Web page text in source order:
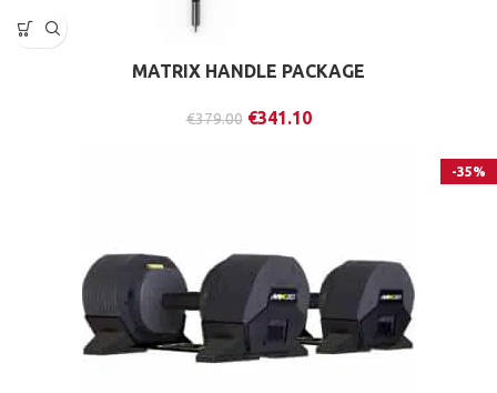
MATRIX HANDLE PACKAGE
€379.00 €341.10
-35%